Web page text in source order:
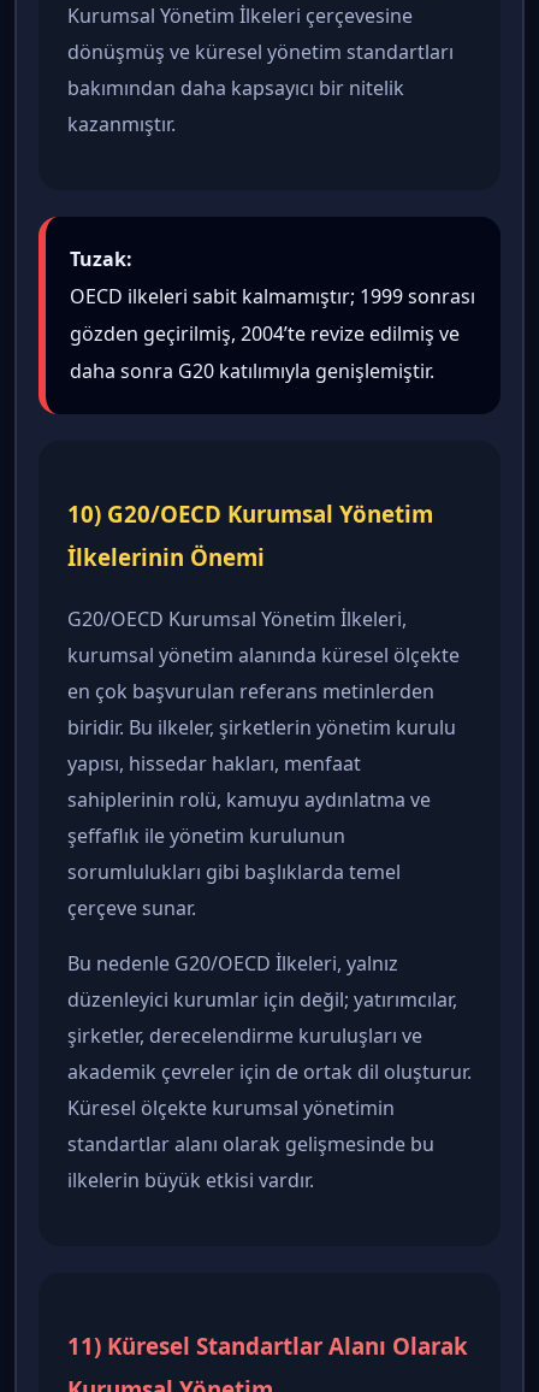
Kurumsal Yönetim İlkeleri çerçevesine
dönüşmüş ve küresel yönetim standartları
bakımından daha kapsayıcı bir nitelik
kazanmıştır.
Tuzak:
OECD ilkeleri sabit kalmamıştır; 1999 sonrası
gözden geçirilmiş, 2004’te revize edilmiş ve
daha sonra G20 katılımıyla genişlemiştir.
10) G20/OECD Kurumsal Yönetim
İlkelerinin Önemi
G20/OECD Kurumsal Yönetim İlkeleri,
kurumsal yönetim alanında küresel ölçekte
en çok başvurulan referans metinlerden
biridir. Bu ilkeler, şirketlerin yönetim kurulu
yapısı, hissedar hakları, menfaat
sahiplerinin rolü, kamuyu aydınlatma ve
şeffaflık ile yönetim kurulunun
sorumlulukları gibi başlıklarda temel
çerçeve sunar.
Bu nedenle G20/OECD İlkeleri, yalnız
düzenleyici kurumlar için değil; yatırımcılar,
şirketler, derecelendirme kuruluşları ve
akademik çevreler için de ortak dil oluşturur.
Küresel ölçekte kurumsal yönetimin
standartlar alanı olarak gelişmesinde bu
ilkelerin büyük etkisi vardır.
11) Küresel Standartlar Alanı Olarak